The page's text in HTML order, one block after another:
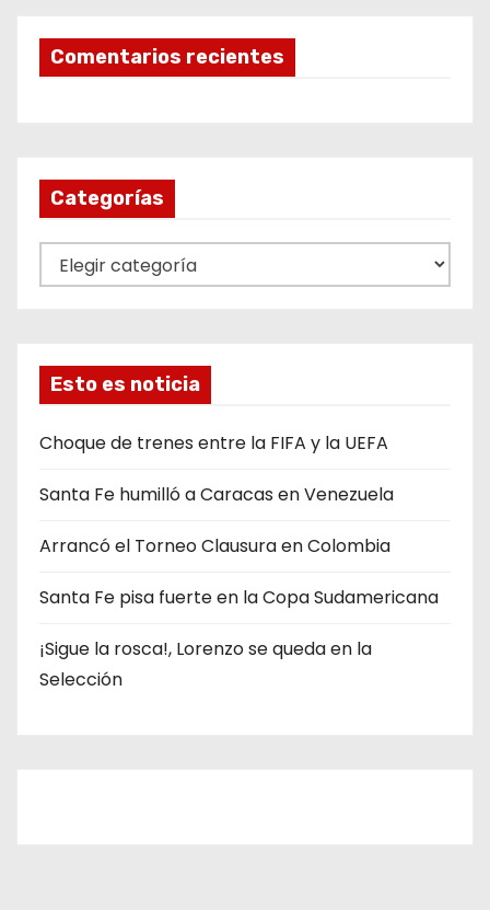
Comentarios recientes
Categorías
a
o
r
a
Esto es noticia
Choque de trenes entre la FIFA y la UEFA
Santa Fe humilló a Caracas en Venezuela
Arrancó el Torneo Clausura en Colombia
Santa Fe pisa fuerte en la Copa Sudamericana
¡Sigue la rosca!, Lorenzo se queda en la
Selección